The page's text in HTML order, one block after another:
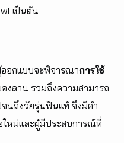
เป็นต้น
อกแบบจะพิจารณาการใช้
งลาน รวมถึงความสามารถ
นถึงวัยรุ่นฟันแท้ จึงมีคำ
ใหม่และผู้มีประสบการณ์ที่